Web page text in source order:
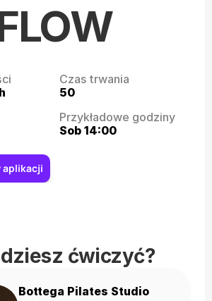
Czas trwania
50
Przykładowe godziny
Sob 14:00
aplikacji
ćwiczyć?
Bottega Pilates Studio